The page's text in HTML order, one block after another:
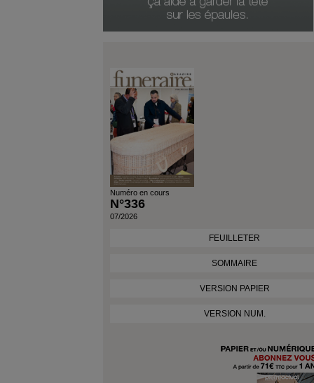
Genre Du Produit
Durée D'abonnement
Numéro en cours
N°336
07/2026
FEUILLETER
SOMMAIRE
VERSION PAPIER
VERSION NUM.